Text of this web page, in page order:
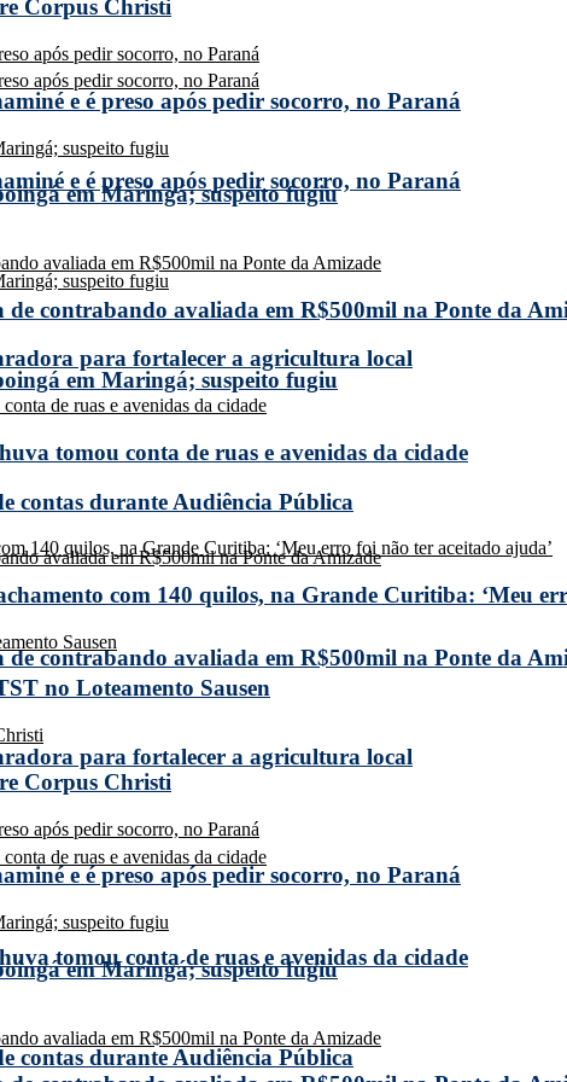
e é preso após pedir socorro, no Paraná
em Maringá; suspeito fugiu
de contrabando avaliada em R$500mil na Ponte da
para fortalecer a agricultura local
tomou conta de ruas e avenidas da cidade
contas durante Audiência Pública
Corpus Christi
e é preso após pedir socorro, no Paraná
em Maringá; suspeito fugiu
de contrabando avaliada em R$500mil na Ponte da
para fortalecer a agricultura local
tomou conta de ruas e avenidas da cidade
contas durante Audiência Pública
com 140 quilos, na Grande Curitiba: ‘Meu
no Loteamento Sausen
Corpus Christi
e é preso após pedir socorro, no Paraná
em Maringá; suspeito fugiu